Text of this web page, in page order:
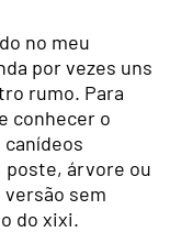
no meu
por vezes uns
rumo. Para
conhecer o
árvore ou
sem
do xixi.